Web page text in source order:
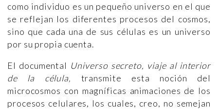
como individuo es un pequeño universo en el que
se reflejan los diferentes procesos del cosmos,
sino que cada una de sus células es un universo
por su propia cuenta.
El documental Universo secreto, viaje al interior
de la célula, transmite esta noción del
microcosmos con magníficas animaciones de los
procesos celulares, los cuales, creo, no semejan